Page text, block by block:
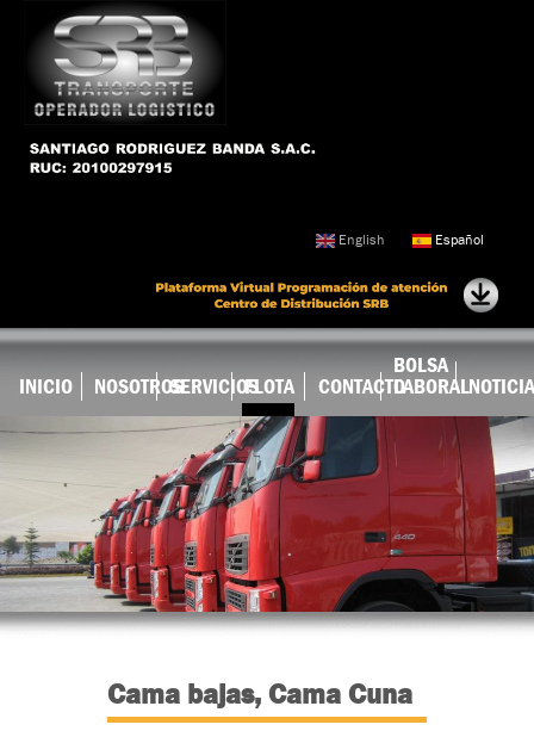
contenido
English Español
INICIO NOSOTROSSERVICIOSFLOTA CONTACTO
BOLSA
LABORAL
Cama bajas, Cama Cuna